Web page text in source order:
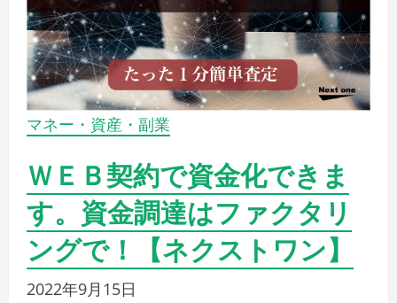
マネー・資産・副業
ＷＥＢ契約で資金化できま
す。資金調達はファクタリ
ングで！【ネクストワン】
2022年9月15日